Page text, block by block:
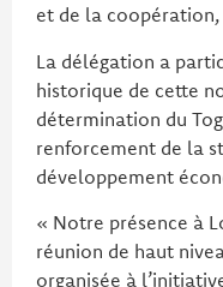
et de la coopération,
La délégation a
historique de cette
détermination du
renforcement de la
développement
« Notre présence à
réunion de haut
organisée à